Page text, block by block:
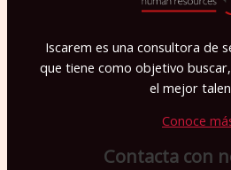
Iscarem es una consultora de
que tiene como objetivo
el mejor
Conoce
Contacta con